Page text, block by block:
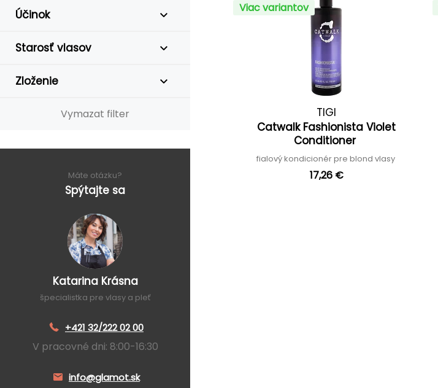
Účinok
Starosť vlasov
Zloženie
Vymazat filter
Máte otázku?
Spýtajte sa
Katarina Krásna
špecialistka pre vlasy a pleť
+421 32/222 02 00
V pracovné dni: 8:00-16:30
info@glamot.sk
Viac variantov
TIGI
Catwalk Fashionista Violet
Conditioner
fialový kondicionér pre blond vlasy
17,26 €